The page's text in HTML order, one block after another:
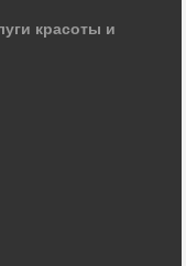
красоты и